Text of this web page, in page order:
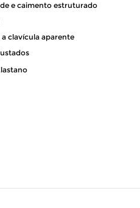
e caimento estruturado
clavícula aparente